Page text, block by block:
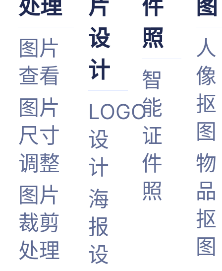
处理
图片
查看
图片
尺寸
调整
图片
裁剪
处理
片
设
计
LOGO
设
计
海
报
设
件
照
智
能
证
件
照
图
人
像
抠
图
物
品
抠
图